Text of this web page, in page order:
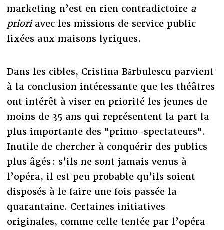
marketing n’est en rien contradictoirea
prioriavec les missions de service public
fixées aux maisons lyriques.
Dans les cibles, Cristina Bărbulescu parvient
à la conclusion intéressante que les théâtres
ont intérêt à viser en priorité les jeunes de
moins de 35 ans qui représentent la part la
plus importante des "primo-spectateurs".
Inutile de chercher à conquérir des publics
plus âgés : s’ils ne sont jamais venus à
l’opéra, il est peu probable qu’ils soient
disposés à le faire une fois passée la
quarantaine. Certaines initiatives
originales, comme celle tentée par l’opéra